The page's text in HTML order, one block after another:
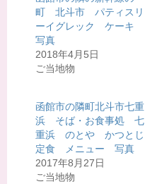
t
e
r
で
(
新
し
ン
ド
ウ
で
開
き
ま
す
)
有
す
リ
だ
さ
い
(
し
い
ウ
町 北斗市 パティスリ
ーイグレック ケーキ
写真
2018年4月5日
ご当地物
函館市の隣町北斗市七重
浜 そば・お食事処 七
重浜 のとや かつとじ
定食 メニュー 写真
2017年8月27日
ご当地物